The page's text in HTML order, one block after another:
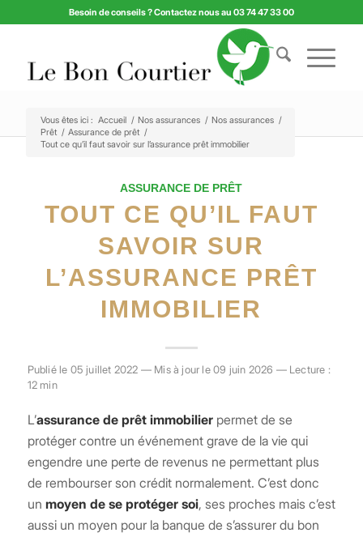
Besoin de conseils ? Contactez nous au 03 74 47 33 00
Vous êtes ici : Accueil / Nos assurances / Nos assurances /
Prêt / Assurance de prêt /
Tout ce qu’il faut savoir sur l’assurance prêt immobilier
ASSURANCE DE PRÊT
TOUT CE QU’IL FAUT
SAVOIR SUR
L’ASSURANCE PRÊT
IMMOBILIER
Publié le 05 juillet 2022 — Mis à jour le 09 juin 2026 — Lecture :
12 min
L’assurance de prêt immobilierpermet de se
protéger contre un événement grave de la vie qui
engendre une perte de revenus ne permettant plus
de rembourser son crédit normalement. C’est donc
un moyen de se protéger soi, ses proches mais c’est
aussi un moyen pour la banque de s’assurer du bon